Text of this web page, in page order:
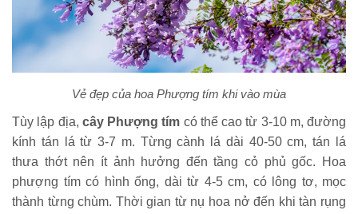
Vẻ đẹp của hoa Phượng tím khi vào mùa
Tùy lập địa, cây Phượng tím có thể cao từ 3-10 m, đường
kính tán lá từ 3-7 m. Từng cành lá dài 40-50 cm, tán lá
thưa thớt nên ít ảnh hưởng đến tầng cỏ phủ gốc. Hoa
phượng tím có hình ống, dài từ 4-5 cm, có lông tơ, mọc
thành từng chùm. Thời gian từ nụ hoa nở đến khi tàn rụng